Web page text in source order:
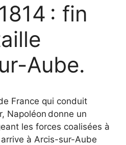
: fin
Aube.
France qui conduit
Napoléon donne un
les forces coalisées à
à Arcis-sur-Aube